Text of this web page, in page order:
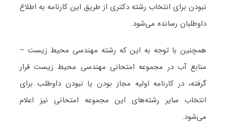
نبودن برای انتخاب رشته دکتری از طریق این کارنامه به اطلاع
داوطلبان رسانده می‌شود.
همچنین با توجه به این که رشته مهندسی محیط زیست –
منابع آب در مجموعه امتحانی مهندسی محیط زیست قرار
گرفته، در کارنامه اولیه مجاز بودن یا نبودن داوطلب برای
انتخاب سایر رشته‌های این مجموعه امتحانی نیز اعلام
می‌شود.